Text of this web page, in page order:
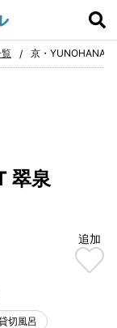
京・YUNOHANA
翠泉
追加
切風呂